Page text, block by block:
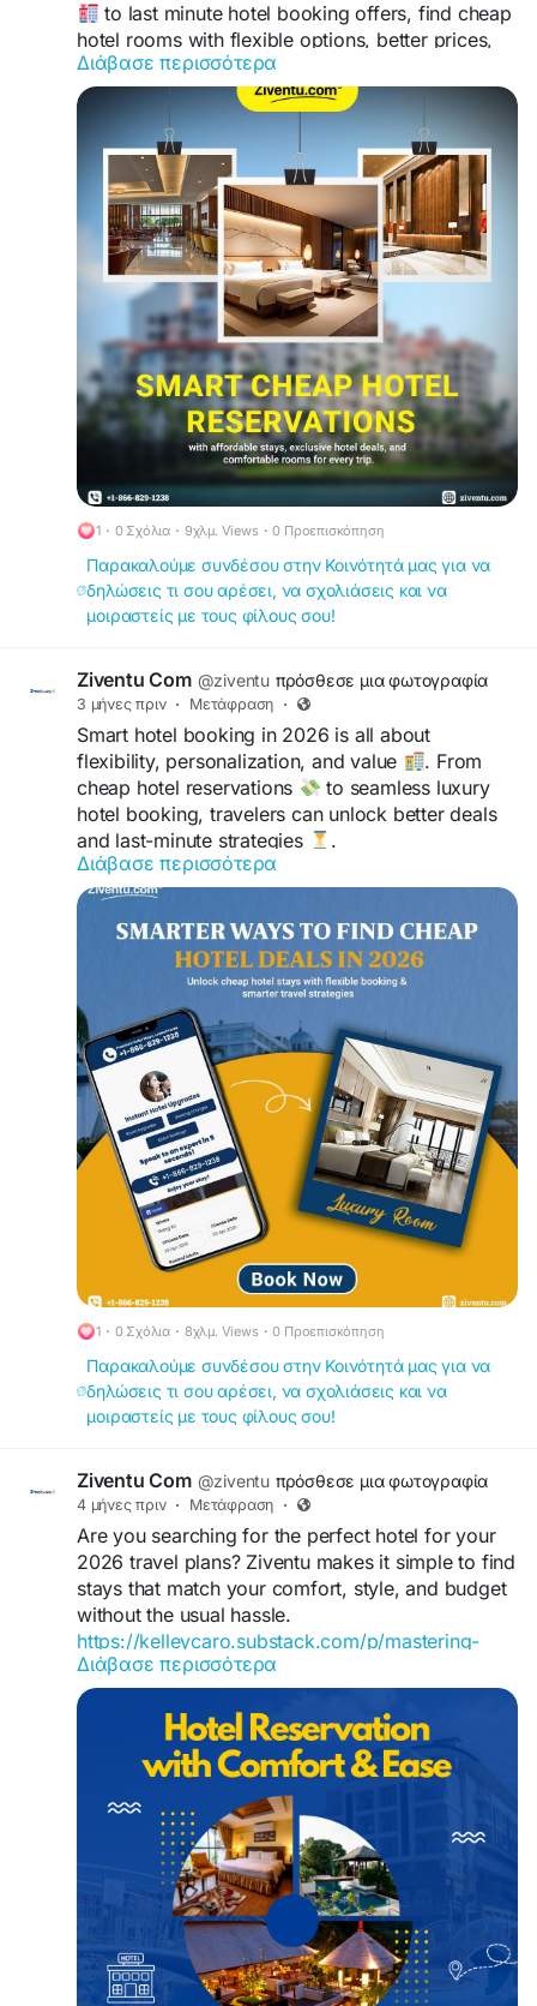
to last minute hotel booking offers, find cheap
hotel rooms with flexible options, better prices,
and comfortable accommodations
https://www.ziventu.com/blog/book-smart-with-
cheap-hotel-reservations-and-best-hotel-deals
Save more while enjoying smarter hotel room
reservations at
+1-866-829-1238 with
convenient locations
, and stress-free travel
experiences
designed for every type of
traveler.
#CheapHotelReservations
#LastMinuteHotelBooking #CheapHotels
#HotelRoomReservation #CheapHotelRooms
#HotelTonight #CheapMotels #BestHotelDeals
#LuxuryHotels
Διάβασε περισσότερα
1 · 0 Σχόλια · 9χλμ. Views · 0 Προεπισκόπηση
Παρακαλούμε συνδέσου στην Κοινότητά μας για να
δηλώσεις τι σου αρέσει, να σχολιάσεις και να
μοιραστείς με τους φίλους σου!
Ziventu Com @ziventu πρόσθεσε μια φωτογραφία
3 μήνες πριν · Μετάφραση ·
Smart hotel booking in 2026 is all about
flexibility, personalization, and value
. From
cheap hotel reservations
to seamless luxury
hotel booking, travelers can unlock better deals
and last-minute strategies
.
https://www.ziventu.com/blog/smart-strategies-
for-modern-hotel-bookings-2026-edition
Explore smarter stays
, compare options easily
, and secure the best rates
. For quick
assistance and exclusive deals,
829-1238 today.
#Cheaphotelreservations
#Lastminutehotelbooking #Cheaphotelbooking
#hotelrooms #hoteltonight #motels
#besthoteldeals #Luxuryhotelbooking
Διάβασε περισσότερα
1 · 0 Σχόλια · 8χλμ. Views · 0 Προεπισκόπηση
Παρακαλούμε συνδέσου στην Κοινότητά μας για να
δηλώσεις τι σου αρέσει, να σχολιάσεις και να
μοιραστείς με τους φίλους σου!
Ziventu Com @ziventu πρόσθεσε μια φωτογραφία
4 μήνες πριν · Μετάφραση ·
Are you searching for the perfect hotel for your
2026 travel plans? Ziventu makes it simple to find
stays that match your comfort, style, and budget
without the usual hassle.
https://kelleycaro.substack.com/p/mastering-
2026-hotel-reservations
From luxury accommodations to hidden gems,
explore better options, secure great deals, and
book with confidence. For quick assistance and
reservations, call +1-866-829-1238.
#hotelreservations #lastminutehotelbooking
#hotelbooking #cheaphotels #hotelroom
#hotel
#hoteltonight #cheapmotels #besthoteldeals
#luxuryhotelbooking
Διάβασε περισσότερα